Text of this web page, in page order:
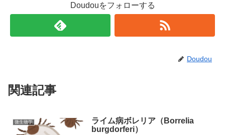
Doudouをフォローする
Doudou
関連記事
微生物学
ライム病ボレリア（Borrelia
burgdorferi）